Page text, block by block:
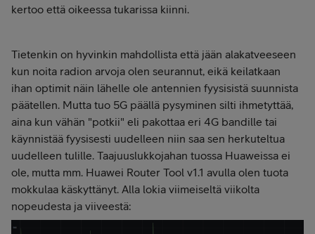
kertoo että oikeessa tukarissa kiinni.
Tietenkin on hyvinkin mahdollista että jään alakatveeseen
kun noita radion arvoja olen seurannut, eikä keilatkaan
ihan optimit näin lähelle ole antennien fyysisistä suunnista
päätellen. Mutta tuo 5G päällä pysyminen silti ihmetyttää,
aina kun vähän "potkii" eli pakottaa eri 4G bandille tai
käynnistää fyysisesti uudelleen niin saa sen herkuteltua
uudelleen tulille. Taajuuslukkojahan tuossa Huaweissa ei
ole, mutta mm. Huawei Router Tool v1.1 avulla olen tuota
mokkulaa käskyttänyt. Alla lokia viimeiseltä viikolta
nopeudesta ja viiveestä: